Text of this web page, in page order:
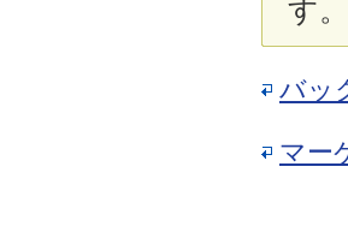
す。
バッ
マー